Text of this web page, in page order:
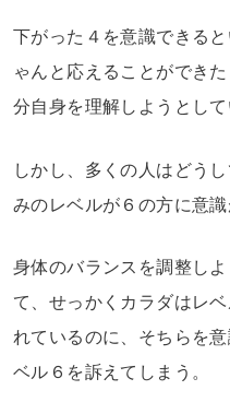
下がった４を意識できる
ゃんと応えることができ
分自身を理解しようとして
しかし、多くの人はどう
みのレベルが６の方に意識
身体のバランスを調整し
て、せっかくカラダはレ
れているのに、そちらを
ベル６を訴えてしまう。